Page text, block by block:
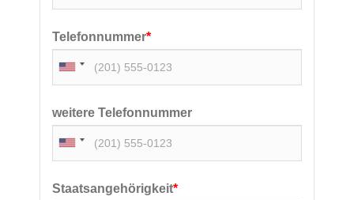
Telefonnummer*
weitere Telefonnummer
Staatsangehörigkeit*